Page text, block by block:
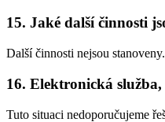
15. Jaké další činnosti
Další činnosti nejsou stanoveny.
16. Elektronická
Tuto situaci nedoporučujeme